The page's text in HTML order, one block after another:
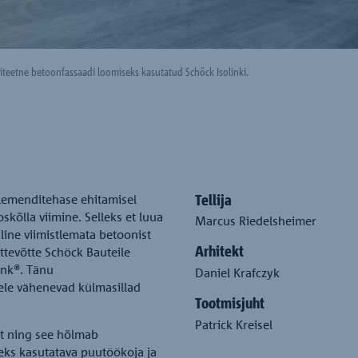
betoonfassaadi loomiseks kasutatud Schöck Isolinki.
ehitamisel
viimine. Selleks et luua
viimistlemata betoonist
Schöck Bauteile
Tänu
vähenevad külmasillad
ning see hõlmab
kasutatava puutöökoja ja
Tellija
Marcus Riedelsheimer
Arhitekt
Daniel Krafczyk
Tootmisjuht
Patrick Kreisel